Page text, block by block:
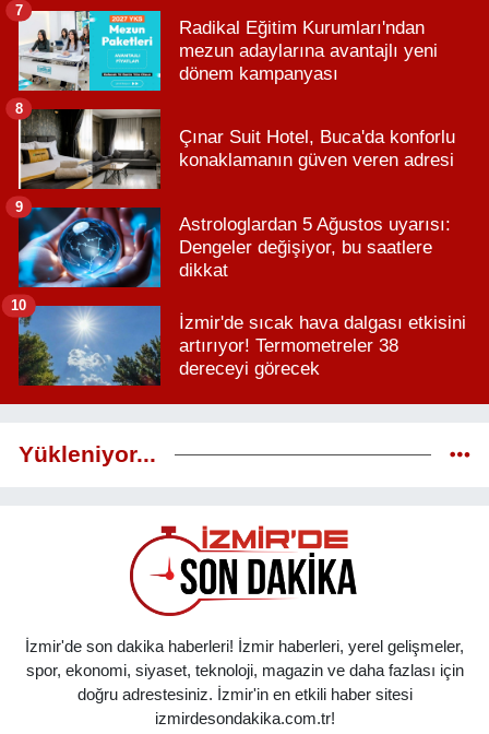
Radikal Eğitim Kurumları'ndan
mezun adaylarına avantajlı yeni
dönem kampanyası
7
Çınar Suit Hotel, Buca'da konforlu
konaklamanın güven veren adresi
8
Astrologlardan 5 Ağustos uyarısı:
Dengeler değişiyor, bu saatlere
dikkat
9
İzmir'de sıcak hava dalgası etkisini
artırıyor! Termometreler 38
dereceyi görecek
10
Yükleniyor...
İzmir'de son dakika haberleri! İzmir haberleri, yerel gelişmeler,
spor, ekonomi, siyaset, teknoloji, magazin ve daha fazlası için
doğru adrestesiniz. İzmir'in en etkili haber sitesi
izmirdesondakika.com.tr!